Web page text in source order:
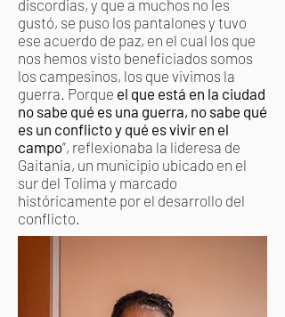
discordias, y que a muchos no les
gustó, se puso los pantalones y tuvo
ese acuerdo de paz, en el cual los que
nos hemos visto beneficiados somos
los campesinos, los que vivimos la
guerra. Porque el que está en la ciudad
no sabe qué es una guerra, no sabe qué
es un conflicto y qué es vivir en el
campo”, reflexionaba la lideresa de
Gaitania, un municipio ubicado en el
sur del Tolima y marcado
históricamente por el desarrollo del
conflicto.